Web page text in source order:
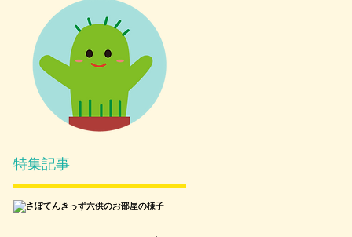
特集記事